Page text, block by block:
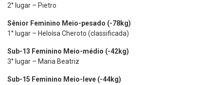
2° lugar – Pietro
Sênior Feminino Meio-pesado (-78kg)
1° lugar – Heloísa Cheroto (classificada)
Sub-13 Feminino Meio-médio (-42kg)
3° lugar – Maria Beatriz
Sub-15 Feminino Meio-leve (-44kg)